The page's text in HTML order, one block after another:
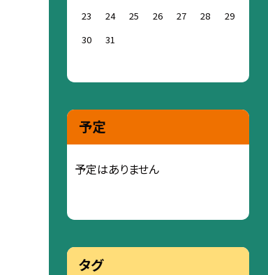
23
24 25 26 27 28
29
30
31
予定
予定はありません
タグ